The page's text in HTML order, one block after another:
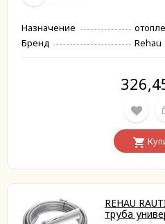
Назначение
Бренд
Rehau
REHAU
труба